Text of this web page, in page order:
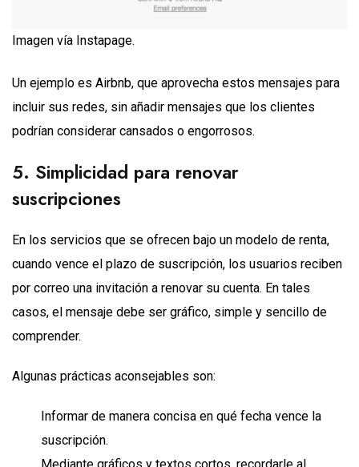
Imagen vía Instapage.
Un ejemplo es Airbnb, que aprovecha estos mensajes para
incluir sus redes, sin añadir mensajes que los clientes
podrían considerar cansados o engorrosos.
5. Simplicidad para renovar
suscripciones
En los servicios que se ofrecen bajo un modelo de renta,
cuando vence el plazo de suscripción, los usuarios reciben
por correo una invitación a renovar su cuenta. En tales
casos, el mensaje debe ser gráfico, simple y sencillo de
comprender.
Algunas prácticas aconsejables son:
Informar de manera concisa en qué fecha vence la
suscripción.
Mediante gráficos y textos cortos, recordarle al